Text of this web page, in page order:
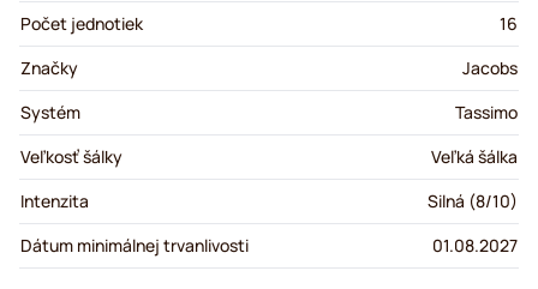
Počet jednotiek
16
Značky
Jacobs
Systém
Tassimo
Veľkosť šálky
Veľká šálka
Intenzita
Silná (8/10)
Dátum minimálnej trvanlivosti
01.08.2027